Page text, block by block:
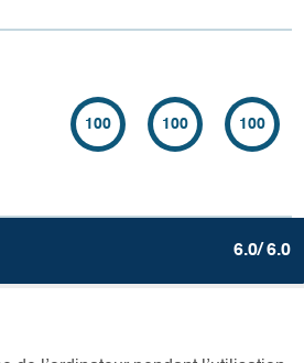
100 100 100
6.0/ 6.0